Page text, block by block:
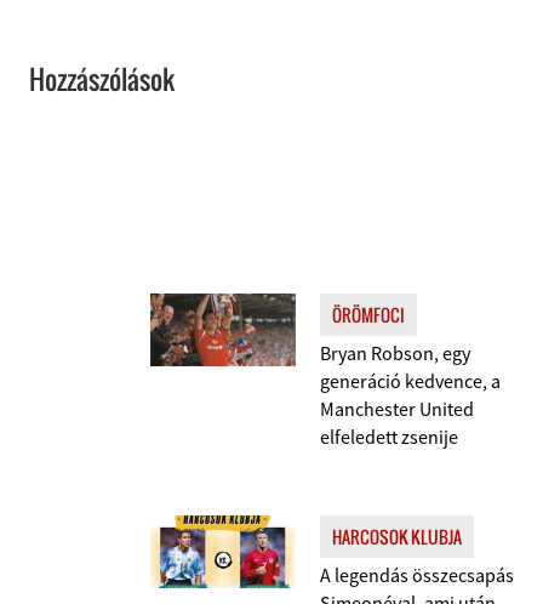
Hozzászólások
ÖRÖMFOCI
Bryan Robson, egy
generáció kedvence, a
Manchester United
elfeledett zsenije
HARCOSOK KLUBJA
A legendás összecsapás